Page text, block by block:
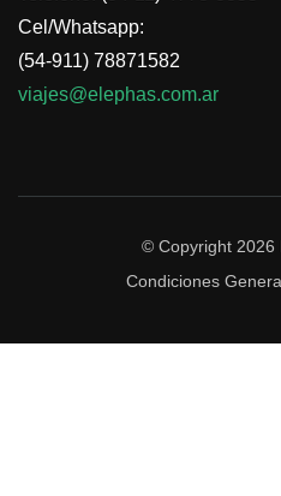
Cel/Whatsapp:
(54-911) 78871582
viajes@elephas.com.ar
© Copyright 2026
Condiciones